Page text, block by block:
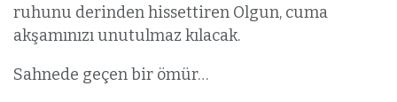
ruhunu derinden hissettiren Olgun, cuma
akşamınızı unutulmaz kılacak.
Sahnede geçen bir ömür…